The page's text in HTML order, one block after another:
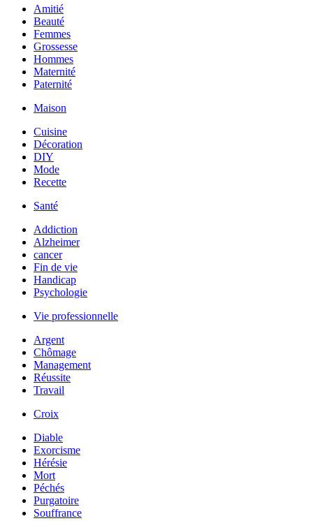
Amitié
Beauté
Femmes
Grossesse
Hommes
Maternité
Paternité
Maison
Cuisine
Décoration
DIY
Mode
Recette
Santé
Addiction
Alzheimer
cancer
Fin de vie
Handicap
Psychologie
Vie professionnelle
Argent
Chômage
Management
Réussite
Travail
Croix
Diable
Exorcisme
Hérésie
Mort
Péchés
Purgatoire
Souffrance